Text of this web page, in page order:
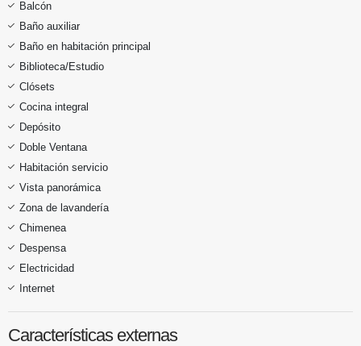
Balcón
Baño auxiliar
Baño en habitación principal
Biblioteca/Estudio
Clósets
Cocina integral
Depósito
Doble Ventana
Habitación servicio
Vista panorámica
Zona de lavandería
Chimenea
Despensa
Electricidad
Internet
Características externas